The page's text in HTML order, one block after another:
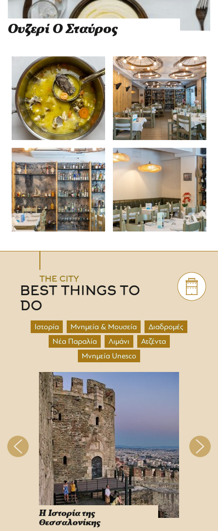
Ουζερί Ο Σταύρος
THE CITY
BEST THINGS TO
DO
Ιστορία Μνημεία & Μουσεία
Διαδρομές
Νέα Παραλία
Λιμάνι
Ατζέντα
Μνημεία Unesco
H Iστορία της
Θεσσαλονίκης